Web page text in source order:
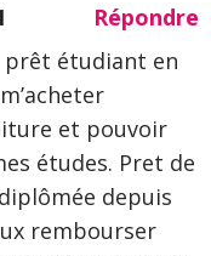
Répondre
prêt étudiant en
et pouvoir
études. Pret de
depuis
rembourser